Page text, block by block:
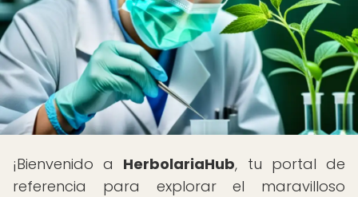
¡Bienvenido a HerbolariaHub, tu portal de
referencia para explorar el maravilloso